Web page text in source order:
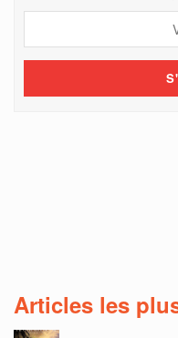
Articles les